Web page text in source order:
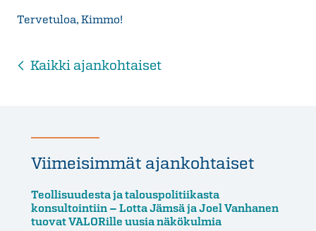
Tervetuloa, Kimmo!
Kaikki ajankohtaiset
Viimeisimmät ajankohtaiset
Teollisuudesta ja talouspolitiikasta
konsultointiin – Lotta Jämsä ja Joel Vanhanen
tuovat VALORille uusia näkökulmia